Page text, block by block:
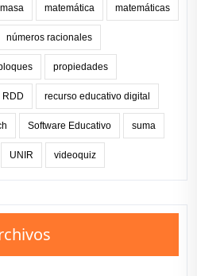
masa matemática matemáticas
números racionales
propiedades
RDD recurso educativo digital
Software Educativo suma
UNIR videoquiz